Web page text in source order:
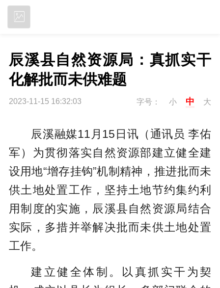
辰溪县自然资源局：真抓实干
化解批而未供难题
2023-11-15 16:32:03 字号： 小 中 大
辰溪融媒11月15日讯（通讯员 李佑
军） 为贯彻落实自然资源部建立健全建
设用地“增存挂钩”机制精神，推进批而未
供土地处置工作，坚持土地节约集约利
用制度的实施，辰溪县自然资源局结合
实际，多措并举解决批而未供土地处置
工作。
建立健全体制。以真抓实干为契